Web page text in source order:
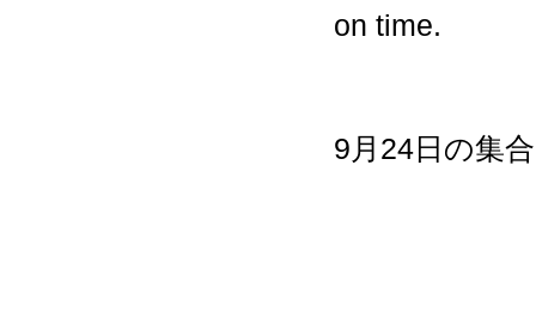
on time.
9月24日の集